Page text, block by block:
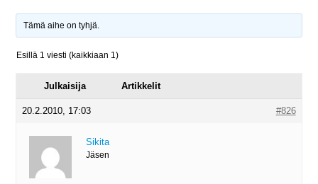
Tämä aihe on tyhjä.
Esillä 1 viesti (kaikkiaan 1)
Julkaisija Artikkelit
20.2.2010, 17:03 #826
Sikita
Jäsen